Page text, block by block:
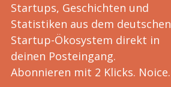
Startups, Geschichten und
Statistiken aus dem deutschen
Startup-Ökosystem direkt in
deinen Posteingang.
Abonnieren mit 2 Klicks. Noice.